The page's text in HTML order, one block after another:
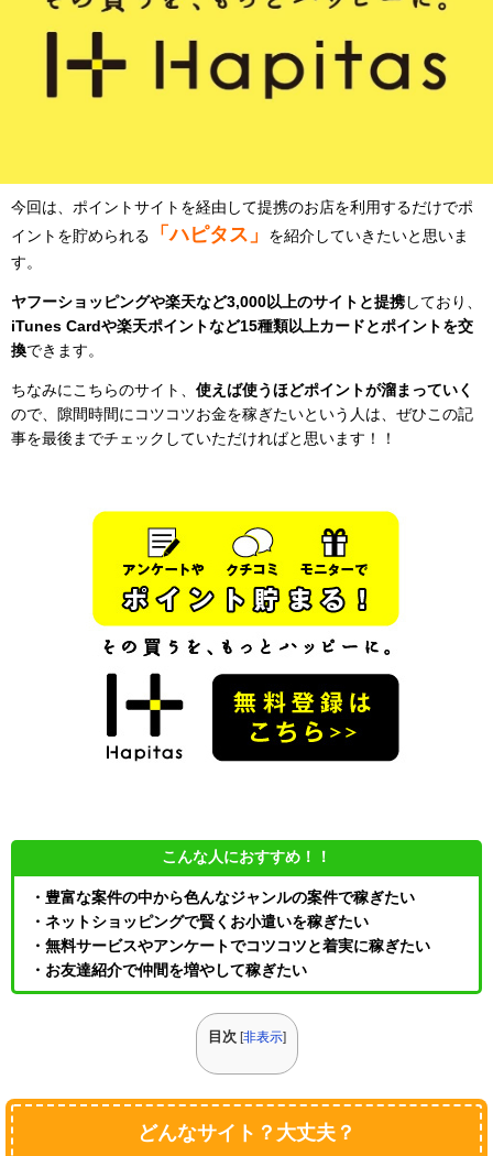
今回は、ポイントサイトを経由して提携のお店を利用するだけでポ
イントを貯められる
「ハピタス 」
を紹介していきたいと思いま
す。
ヤフーショッピングや楽天など3,000以上のサイトと提携しており、
iTunes Cardや楽天ポイントなど15種類以上カードとポイントを交
換できます。
ちなみにこちらのサイト、 使えば使うほどポイントが溜まっていく
ので、隙間時間にコツコツお金を稼ぎたいという人は、ぜひこの記
事を最後までチェックしていただければと思います！！
こんな人におすすめ！！
・豊富な案件の中から色んなジャンルの案件で稼ぎたい
・ネットショッピングで賢くお小遣いを稼ぎたい
・無料サービスやアンケートでコツコツと着実に稼ぎたい
・お友達紹介で仲間を増やして稼ぎたい
目次 [非表示]
どんなサイト？大丈夫？